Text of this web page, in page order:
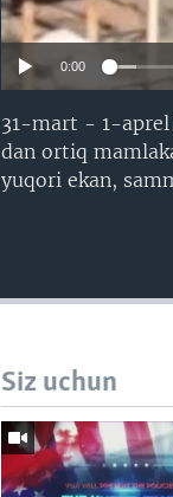
0:00
31-mart - 1-aprel
dan ortiq
yuqori ekan,
Siz uchun